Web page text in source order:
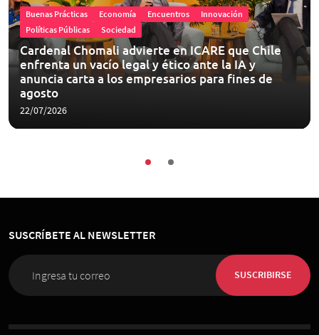
Buenas Prácticas Economía Encuentros
Innovación
Políticas Públicas
Sociedad
Cardenal Chomali advierte en ICARE que Chile
enfrenta un vacío legal y ético ante la IA y
anuncia carta a los empresarios para fines de
agosto
22/07/2026
SUSCRÍBETE AL NEWSLETTER
SUSCRIBIRSE